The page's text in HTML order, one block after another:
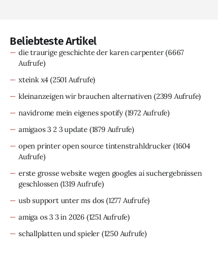
Beliebteste Artikel
die traurige geschichte der karen carpenter(6667
Aufrufe)
xteink x4 (2501 Aufrufe)
kleinanzeigen wir brauchen alternativen (2399 Aufrufe)
navidrome mein eigenes spotify (1972 Aufrufe)
amigaos 3 2 3 update (1879 Aufrufe)
open printer open source tintenstrahldrucker (1604
Aufrufe)
erste grosse website wegen googles ai suchergebnissen
geschlossen (1319 Aufrufe)
usb support unter ms dos (1277 Aufrufe)
amiga os 3 3 in 2026 (1251 Aufrufe)
schallplatten und spieler (1250 Aufrufe)